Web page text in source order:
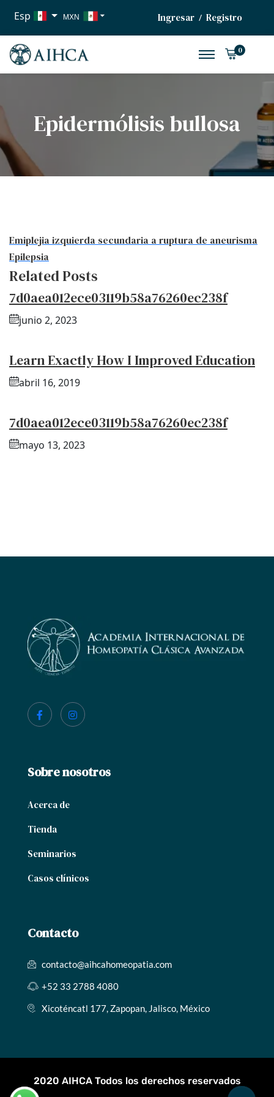
Esp MXN
EUR
Ingresar / Registro
0
Epidermólisis bullosa
Emiplejia izquierda secundaria a ruptura de aneurisma
Epilepsia
Related Posts
7d0aea012ece03119b58a76260ec238f
junio 2, 2023
Learn Exactly How I Improved Education
abril 16, 2019
7d0aea012ece03119b58a76260ec238f
mayo 13, 2023
Sobre nosotros
Acerca de
Tienda
Seminarios
Casos clínicos
Contacto
contacto@aihcahomeopatia.com
+52 33 2788 4080
Xicoténcatl 177, Zapopan, Jalisco, México
2020 AIHCA Todos los derechos reservados